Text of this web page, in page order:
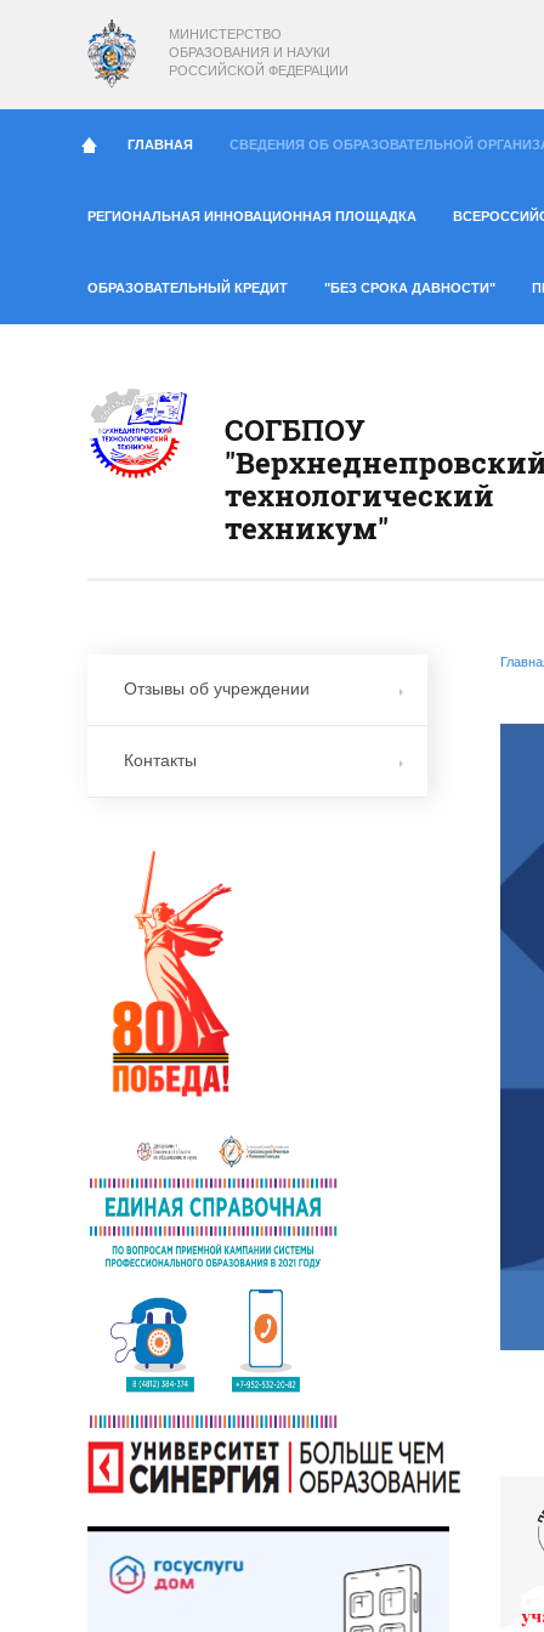
МИНИСТЕРСТВО
ОБРАЗОВАНИЯ И НАУКИ
РОССИЙСКОЙ ФЕДЕРАЦИИ
ГЛАВНАЯ СВЕДЕНИЯ ОБ ОБРАЗОВАТЕЛЬНОЙ
РЕГИОНАЛЬНАЯ ИННОВАЦИОННАЯ ПЛОЩАДКА
ОБРАЗОВАТЕЛЬНЫЙ КРЕДИТ "БЕЗ СРОКА ДАВНОСТИ"
СОГБПОУ
технологический
техникум"
Отзывы об учреждении
Контакты